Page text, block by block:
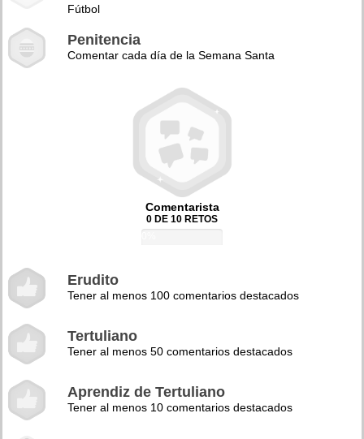
Fútbol
Penitencia
Comentar cada día de la Semana Santa
Comentarista
0 DE 10 RETOS
Erudito
Tener al menos 100 comentarios destacados
Tertuliano
Tener al menos 50 comentarios destacados
Aprendiz de Tertuliano
Tener al menos 10 comentarios destacados